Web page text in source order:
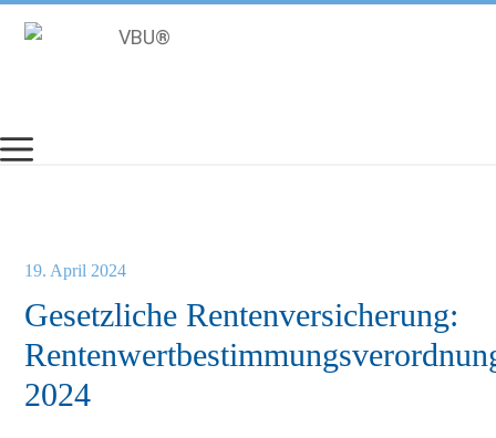
Inhalt
Gesetzliche Rentenversicherung:
2024
19. April 2024